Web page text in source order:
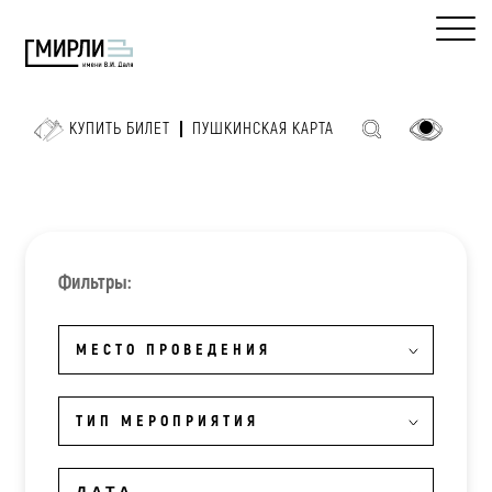
КУПИТЬ БИЛЕТ ПУШКИНСКАЯ КАРТА
Фильтры:
МЕСТО ПРОВЕДЕНИЯ
ТИП МЕРОПРИЯТИЯ